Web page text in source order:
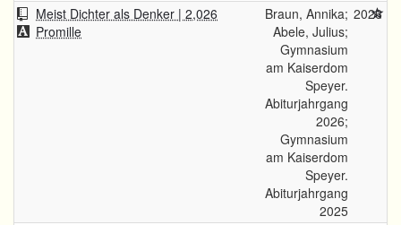
Meist Dichter als Denker | 2,026
Promille
Braun, Annika;
Abele, Julius;
Gymnasium
am Kaiserdom
Speyer.
Abiturjahrgang
2026;
Gymnasium
am Kaiserdom
Speyer.
Abiturjahrgang
2025
2026